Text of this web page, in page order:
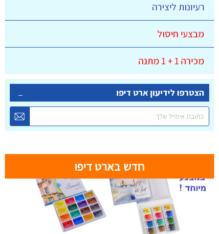
מבצעי חיסול
מכירה 1 + 1 מתנה
רעיונות ליצירה
הצטרפו לידיעון ארט דיפו
חדש בארט דיפו